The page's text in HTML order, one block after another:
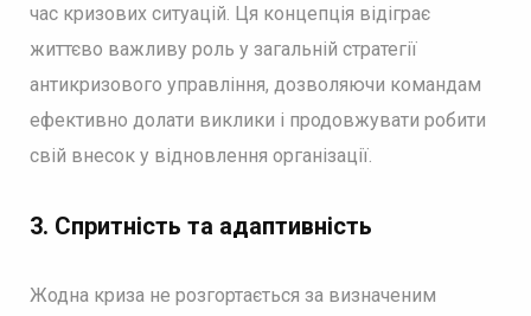
час кризових ситуацій. Ця концепція відіграє
життєво важливу роль у загальній стратегії
антикризового управління, дозволяючи командам
ефективно долати виклики і продовжувати робити
свій внесок у відновлення організації.
3. Спритність та адаптивність
Жодна криза не розгортається за визначеним